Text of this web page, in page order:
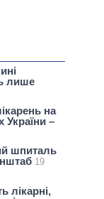
лише
на
України –
шпиталь
19
лікарні,